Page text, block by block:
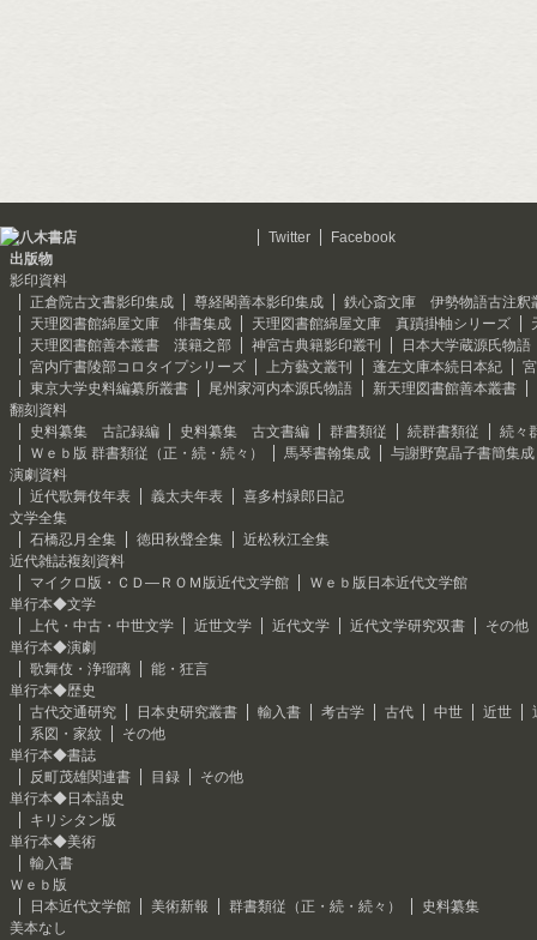
Twitter
Facebook
出版物
影印資料
正倉院古文書影印集成
尊経閣善本影印集成
鉄心斎文庫 伊勢物語古注釈
天理図書館綿屋文庫 俳書集成
天理図書館綿屋文庫 真蹟掛軸シリーズ
天理図書館善本叢書 漢籍之部
神宮古典籍影印叢刊
日本大学蔵源氏物語
宮内庁書陵部コロタイプシリーズ
上方藝文叢刊 蓬左文庫本続日本紀
東京大学史料編纂所叢書
尾州家河内本源氏物語
新天理図書館善本叢書
翻刻資料
史料纂集 古記録編
史料纂集 古文書編 群書類従 続群書類従
続々
Ｗｅｂ版 群書類従（正・続・続々）
馬琴書翰集成
与謝野寛晶子書簡集成
演劇資料
近代歌舞伎年表
義太夫年表
喜多村緑郎日記
文学全集
石橋忍月全集
徳田秋聲全集
近松秋江全集
近代雑誌複刻資料
マイクロ版・ＣＤ―ＲＯＭ版近代文学館
Ｗｅｂ版日本近代文学館
単行本◆文学
上代・中古・中世文学
近世文学 近代文学 近代文学研究双書
その他
単行本◆演劇
歌舞伎・浄瑠璃
能・狂言
単行本◆歴史
古代交通研究
日本史研究叢書 輸入書 考古学 古代 中世 近世
系図・家紋
その他
単行本◆書誌
反町茂雄関連書
目録
その他
単行本◆日本語史
キリシタン版
単行本◆美術
輸入書
Ｗｅｂ版
日本近代文学館
美術新報 群書類従（正・続・続々）
史料纂集
美本なし